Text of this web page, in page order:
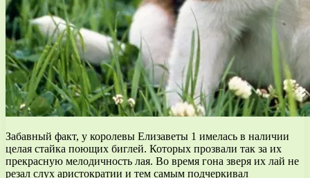
Забавный факт, у королевы Елизаветы 1 имелась в наличии
целая стайка поющих биглей. Которых прозвали так за их
прекрасную мелодичность лая. Во время гона зверя их лай не
резал слух аристократии и тем самым подчеркивал